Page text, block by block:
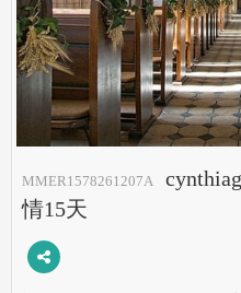
MMER1578261207A
情15天